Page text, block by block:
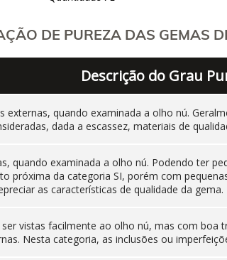
DE PUREZA DAS GEMAS
Descrição do Grau
externas, quando examinada a olho nú.
dada a escassez, materiais de
quando examinada a olho nú. Podendo ter
próxima da categoria SI, porém com
as características de qualidade da gema.
vistas facilmente ao olho nú, mas com boa
Nesta categoria, as inclusões ou